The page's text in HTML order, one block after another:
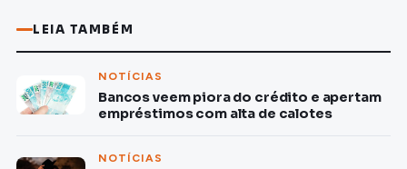
LEIA TAMBÉM
NOTÍCIAS
Bancos veem piora do crédito e apertam
empréstimos com alta de calotes
NOTÍCIAS